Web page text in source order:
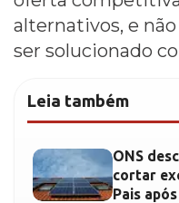
alternativos, e
ser solucionado
Leia também
ONS
cortar
Pais